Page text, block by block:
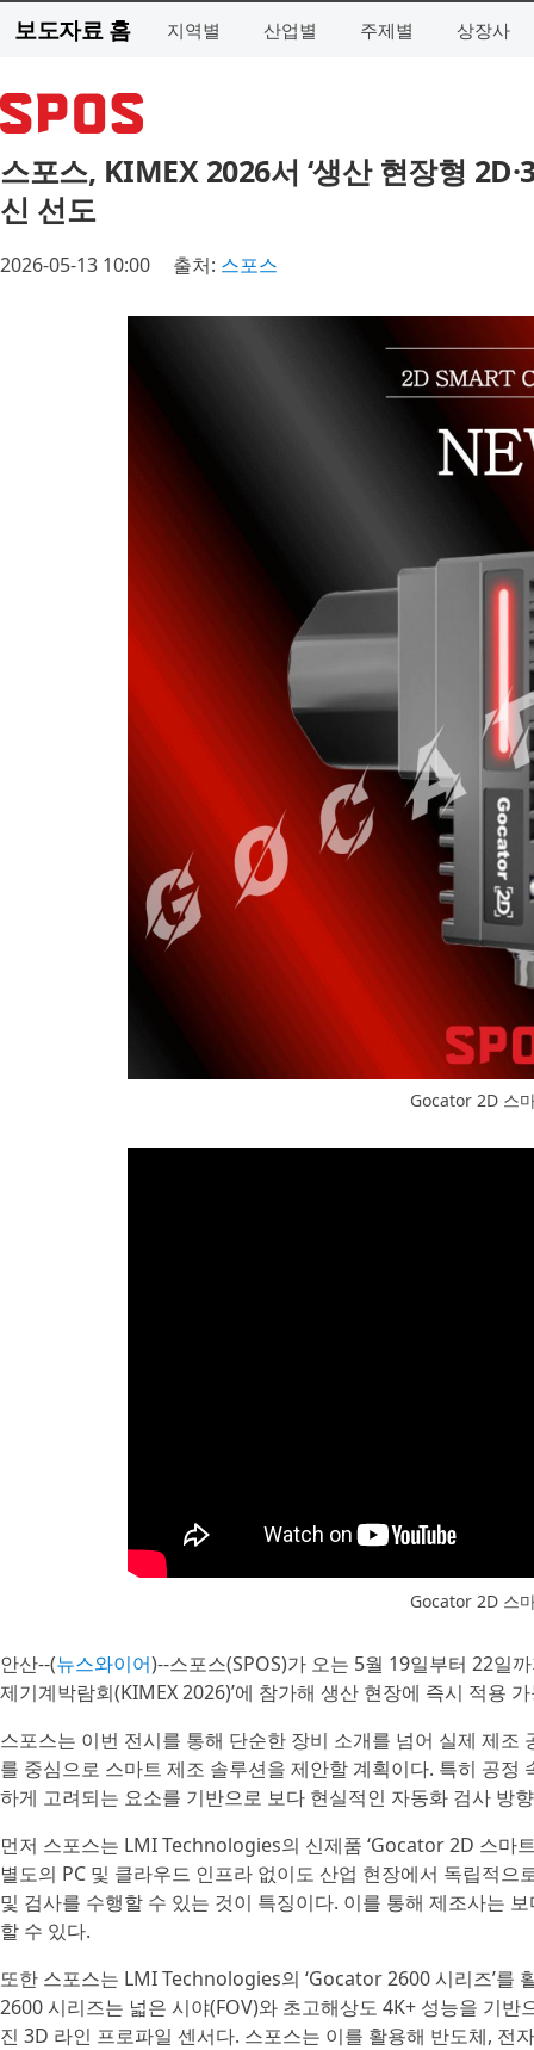
보도자료 홈 지역별 산업별 주제별 상장사
스포스, KIMEX 2026서 ‘생산 현장형
신 선도
2026-05-13 10:00 출처: 스포스
Gocator 2D 스
Gocator 2D 스
안산--(뉴스와이어)--스포스(SPOS)가 오는 5월 19일부터 22일
제기계박람회(KIMEX 2026)’에 참가해 생산 현장에 즉시 적용
스포스는 이번 전시를 통해 단순한 장비 소개를 넘어 실제 제
를 중심으로 스마트 제조 솔루션을 제안할 계획이다. 특히 공
하게 고려되는 요소를 기반으로 보다 현실적인 자동화 검사 방
먼저 스포스는 LMI Technologies의 신제품 ‘Gocator 2D 스마
별도의 PC 및 클라우드 인프라 없이도 산업 현장에서 독립적
및 검사를 수행할 수 있는 것이 특징이다. 이를 통해 제조사는
할 수 있다.
또한 스포스는 LMI Technologies의 ‘Gocator 2600 시리즈’
2600 시리즈는 넓은 시야(FOV)와 초고해상도 4K+ 성능을 기
진 3D 라인 프로파일 센서다. 스포스는 이를 활용해 반도체, 전